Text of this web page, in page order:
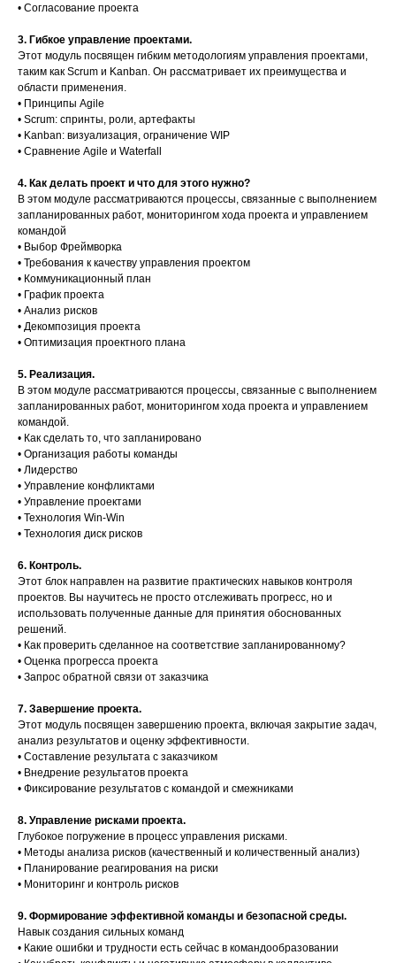
• Согласование проекта
3. Гибкое управление проектами.
Этот модуль посвящен гибким методологиям управления проектами,
таким как Scrum и Kanban. Он рассматривает их преимущества и
области применения.
• Принципы Agile
• Scrum: спринты, роли, артефакты
• Kanban: визуализация, ограничение WIP
• Сравнение Agile и Waterfall
4. Как делать проект и что для этого нужно?
В этом модуле рассматриваются процессы, связанные с выполнением
запланированных работ, мониторингом хода проекта и управлением
командой
• Выбор Фреймворка
• Требования к качеству управления проектом
• Коммуникационный план
• График проекта
• Анализ рисков
• Декомпозиция проекта
• Оптимизация проектного плана
5. Реализация.
В этом модуле рассматриваются процессы, связанные с выполнением
запланированных работ, мониторингом хода проекта и управлением
командой.
• Как сделать то, что запланировано
• Организация работы команды
• Лидерство
• Управление конфликтами
• Управление проектами
• Технология Win-Win
• Технология диск рисков
6. Контроль.
Этот блок направлен на развитие практических навыков контроля
проектов. Вы научитесь не просто отслеживать прогресс, но и
использовать полученные данные для принятия обоснованных
решений.
• Как проверить сделанное на соответствие запланированному?
• Оценка прогресса проекта
• Запрос обратной связи от заказчика
7. Завершение проекта.
Этот модуль посвящен завершению проекта, включая закрытие задач,
анализ результатов и оценку эффективности.
• Составление результата с заказчиком
• Внедрение результатов проекта
• Фиксирование результатов с командой и смежниками
8. Управление рисками проекта.
Глубокое погружение в процесс управления рисками.
• Методы анализа рисков (качественный и количественный анализ)
• Планирование реагирования на риски
• Мониторинг и контроль рисков
9. Формирование эффективной команды и безопасной среды.
Навык создания сильных команд
• Какие ошибки и трудности есть сейчас в командообразовании